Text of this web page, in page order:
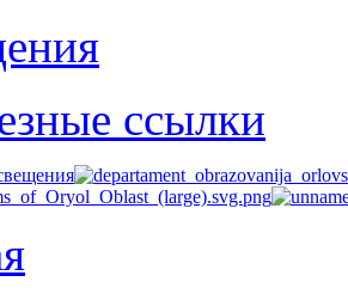
ссылки